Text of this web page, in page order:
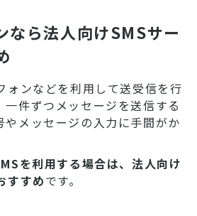
なら法人向けSMSサー
ォンなどを利用して送受信を行
一件ずつメッセージを送信する
やメッセージの入力に手間がか
を利用する場合は、法人向け
すすめです。